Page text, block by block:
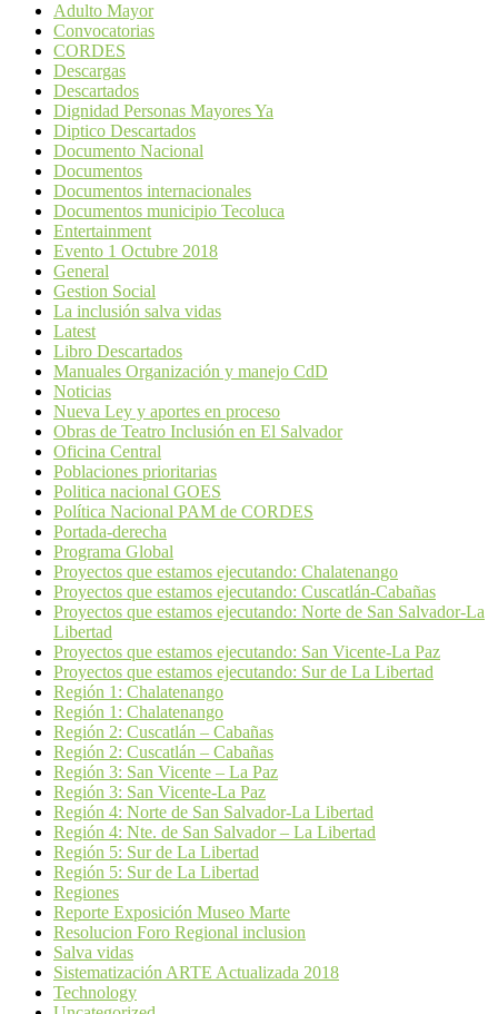
Adulto Mayor
Convocatorias
CORDES
Descargas
Descartados
Dignidad Personas Mayores Ya
Diptico Descartados
Documento Nacional
Documentos
Documentos internacionales
Documentos municipio Tecoluca
Entertainment
Evento 1 Octubre 2018
General
Gestion Social
La inclusión salva vidas
Latest
Libro Descartados
Manuales Organización y manejo CdD
Noticias
Nueva Ley y aportes en proceso
Obras de Teatro Inclusión en El Salvador
Oficina Central
Poblaciones prioritarias
Politica nacional GOES
Política Nacional PAM de CORDES
Portada-derecha
Programa Global
Proyectos que estamos ejecutando: Chalatenango
Proyectos que estamos ejecutando: Cuscatlán-Cabañas
Proyectos que estamos ejecutando: Norte de San Salvador-La
Libertad
Proyectos que estamos ejecutando: San Vicente-La Paz
Proyectos que estamos ejecutando: Sur de La Libertad
Región 1: Chalatenango
Región 1: Chalatenango
Región 2: Cuscatlán – Cabañas
Región 2: Cuscatlán – Cabañas
Región 3: San Vicente – La Paz
Región 3: San Vicente-La Paz
Región 4: Norte de San Salvador-La Libertad
Región 4: Nte. de San Salvador – La Libertad
Región 5: Sur de La Libertad
Región 5: Sur de La Libertad
Regiones
Reporte Exposición Museo Marte
Resolucion Foro Regional inclusion
Salva vidas
Sistematización ARTE Actualizada 2018
Technology